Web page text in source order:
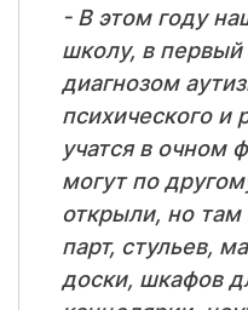
- В этом году
школу, в первый
диагнозом
психического и
учатся в очном
могут по
открыли, но
парт, стульев,
доски, шкафов